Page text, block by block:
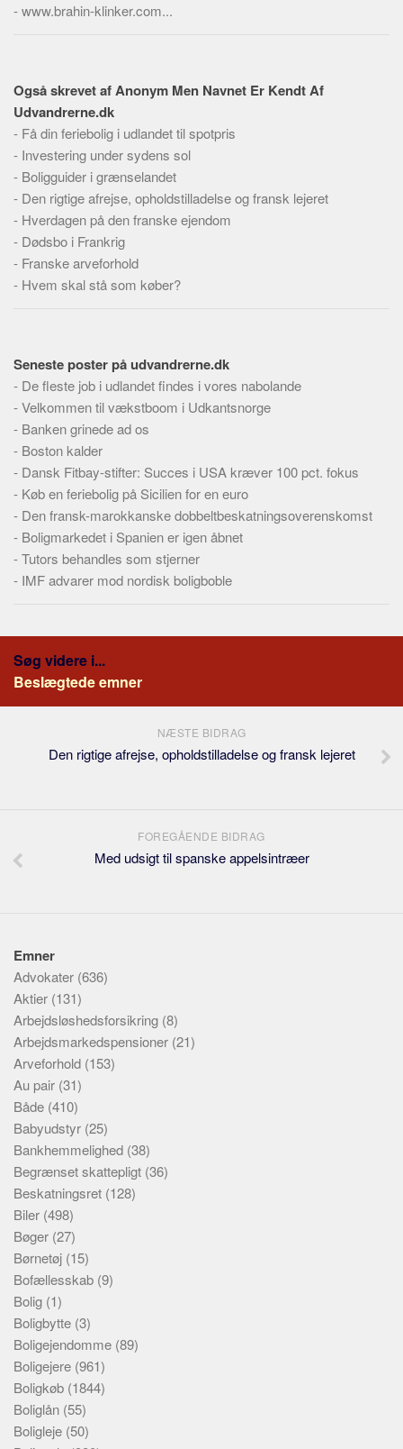
-www.brahin-klinker.com...
Også skrevet af Anonym Men Navnet Er Kendt Af
Udvandrerne.dk
- Få din feriebolig i udlandet til spotpris
- Investering under sydens sol
- Boligguider i grænselandet
- Den rigtige afrejse, opholdstilladelse og fransk lejeret
- Hverdagen på den franske ejendom
- Dødsbo i Frankrig
- Franske arveforhold
- Hvem skal stå som køber?
Seneste poster på udvandrerne.dk
- De fleste job i udlandet findes i vores nabolande
-Velkommen til vækstboom i Udkantsnorge
- Banken grinede ad os
- Boston kalder
- Dansk Fitbay-stifter: Succes i USA kræver 100 pct. fokus
- Køb en feriebolig på Sicilien for en euro
- Den fransk-marokkanske dobbeltbeskatningsoverenskomst
- Boligmarkedet i Spanien er igen åbnet
-Tutors behandles som stjerner
- IMF advarer mod nordisk boligboble
Søg videre i...
Beslægtede emner
NÆSTE BIDRAG
Den rigtige afrejse, opholdstilladelse og fransk lejeret
FOREGÅENDE BIDRAG
Med udsigt til spanske appelsintræer
Emner
Advokater (636)
Aktier (131)
Arbejdsløshedsforsikring (8)
Arbejdsmarkedspensioner (21)
Arveforhold (153)
Au pair (31)
Både (410)
Babyudstyr (25)
Bankhemmelighed (38)
Begrænset skattepligt (36)
Beskatningsret (128)
Biler (498)
Bøger (27)
Børnetøj (15)
Bofællesskab (9)
Bolig (1)
Boligbytte (3)
Boligejendomme (89)
Boligejere (961)
Boligkøb (1844)
Boliglån (55)
Boligleje (50)